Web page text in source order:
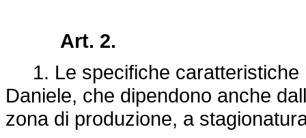
Art. 2.
1. Le specifiche caratteristiche
Daniele, che dipendono anche
zona di produzione, a